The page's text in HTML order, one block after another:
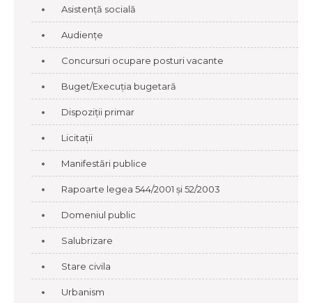
Asistență socială
Audiențe
Concursuri ocupare posturi vacante
Buget/Execuția bugetară
Dispoziții primar
Licitații
Manifestări publice
Rapoarte legea 544/2001 și 52/2003
Domeniul public
Salubrizare
Stare civila
Urbanism